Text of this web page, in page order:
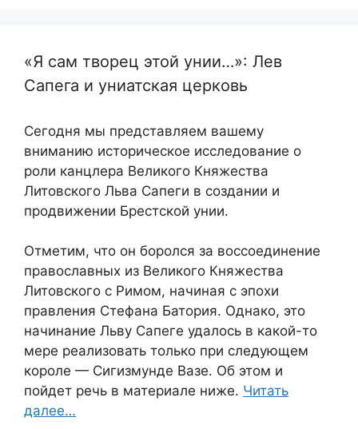
«Я сам творец этой унии…»: Лев
Сапега и униатская церковь
Сегодня мы представляем вашему
вниманию историческое исследование о
роли канцлера Великого Княжества
Литовского Льва Сапеги в создании и
продвижении Брестской унии.
Отметим, что он боролся за воссоединение
православных из Великого Княжества
Литовского с Римом, начиная с эпохи
правления Стефана Батория. Однако, это
начинание Льву Сапеге удалось в какой-то
мере реализовать только при следующем
короле — Сигизмунде Вазе. Об этом и
пойдет речь в материале ниже. Читать
далее…